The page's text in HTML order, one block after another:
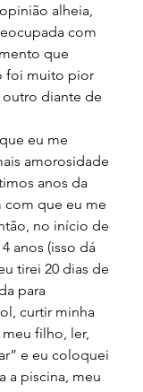
alheia,
com
que
foi muito pior
diante de
eu me
amorosidade
anos da
com que eu me
no início de
anos (isso dá
tirei 20 dias de
para
curtir minha
filho, ler,
e eu coloquei
a piscina, meu